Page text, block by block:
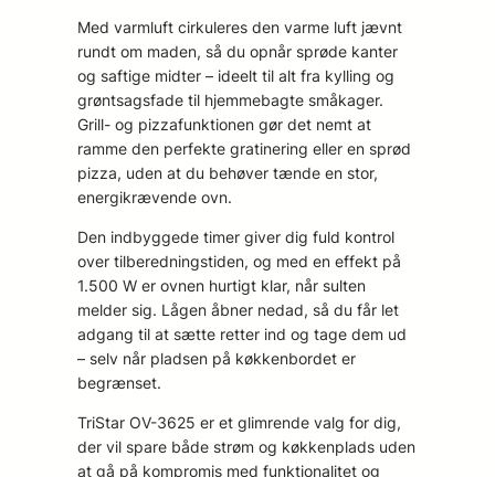
Med varmluft cirkuleres den varme luft jævnt
rundt om maden, så du opnår sprøde kanter
og saftige midter – ideelt til alt fra kylling og
grøntsagsfade til hjemmebagte småkager.
Grill- og pizzafunktionen gør det nemt at
ramme den perfekte gratinering eller en sprød
pizza, uden at du behøver tænde en stor,
energikrævende ovn.
Den indbyggede timer giver dig fuld kontrol
over tilberedningstiden, og med en effekt på
1.500 W er ovnen hurtigt klar, når sulten
melder sig. Lågen åbner nedad, så du får let
adgang til at sætte retter ind og tage dem ud
– selv når pladsen på køkkenbordet er
begrænset.
TriStar OV-3625 er et glimrende valg for dig,
der vil spare både strøm og køkkenplads uden
at gå på kompromis med funktionalitet og